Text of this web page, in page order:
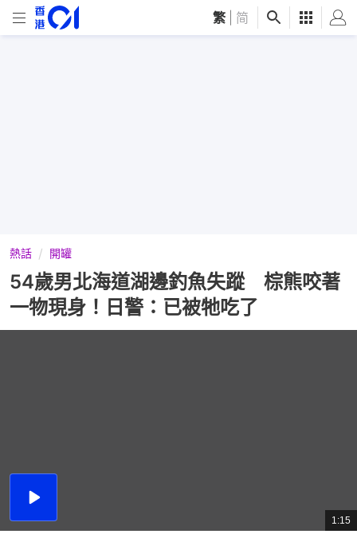
繁 简
熱話 開罐
54歲男北海道湖邊釣魚失蹤 棕熊咬著
一物現身！日警：已被牠吃了
播
總
共
1:15